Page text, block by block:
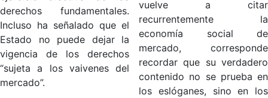
derechos fundamentales.
Incluso ha señalado que el
Estado no puede dejar la
vigencia de los derechos
“sujeta a los vaivenes del
mercado”.
vuelve a citar
recurrentemente la
economía social de
mercado, corresponde
recordar que su verdadero
contenido no se prueba en
los eslóganes, sino en los